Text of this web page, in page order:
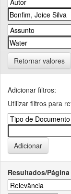
Retornar valores
Adicionar filtros:
Utilizar filtros para
Resultados/Página